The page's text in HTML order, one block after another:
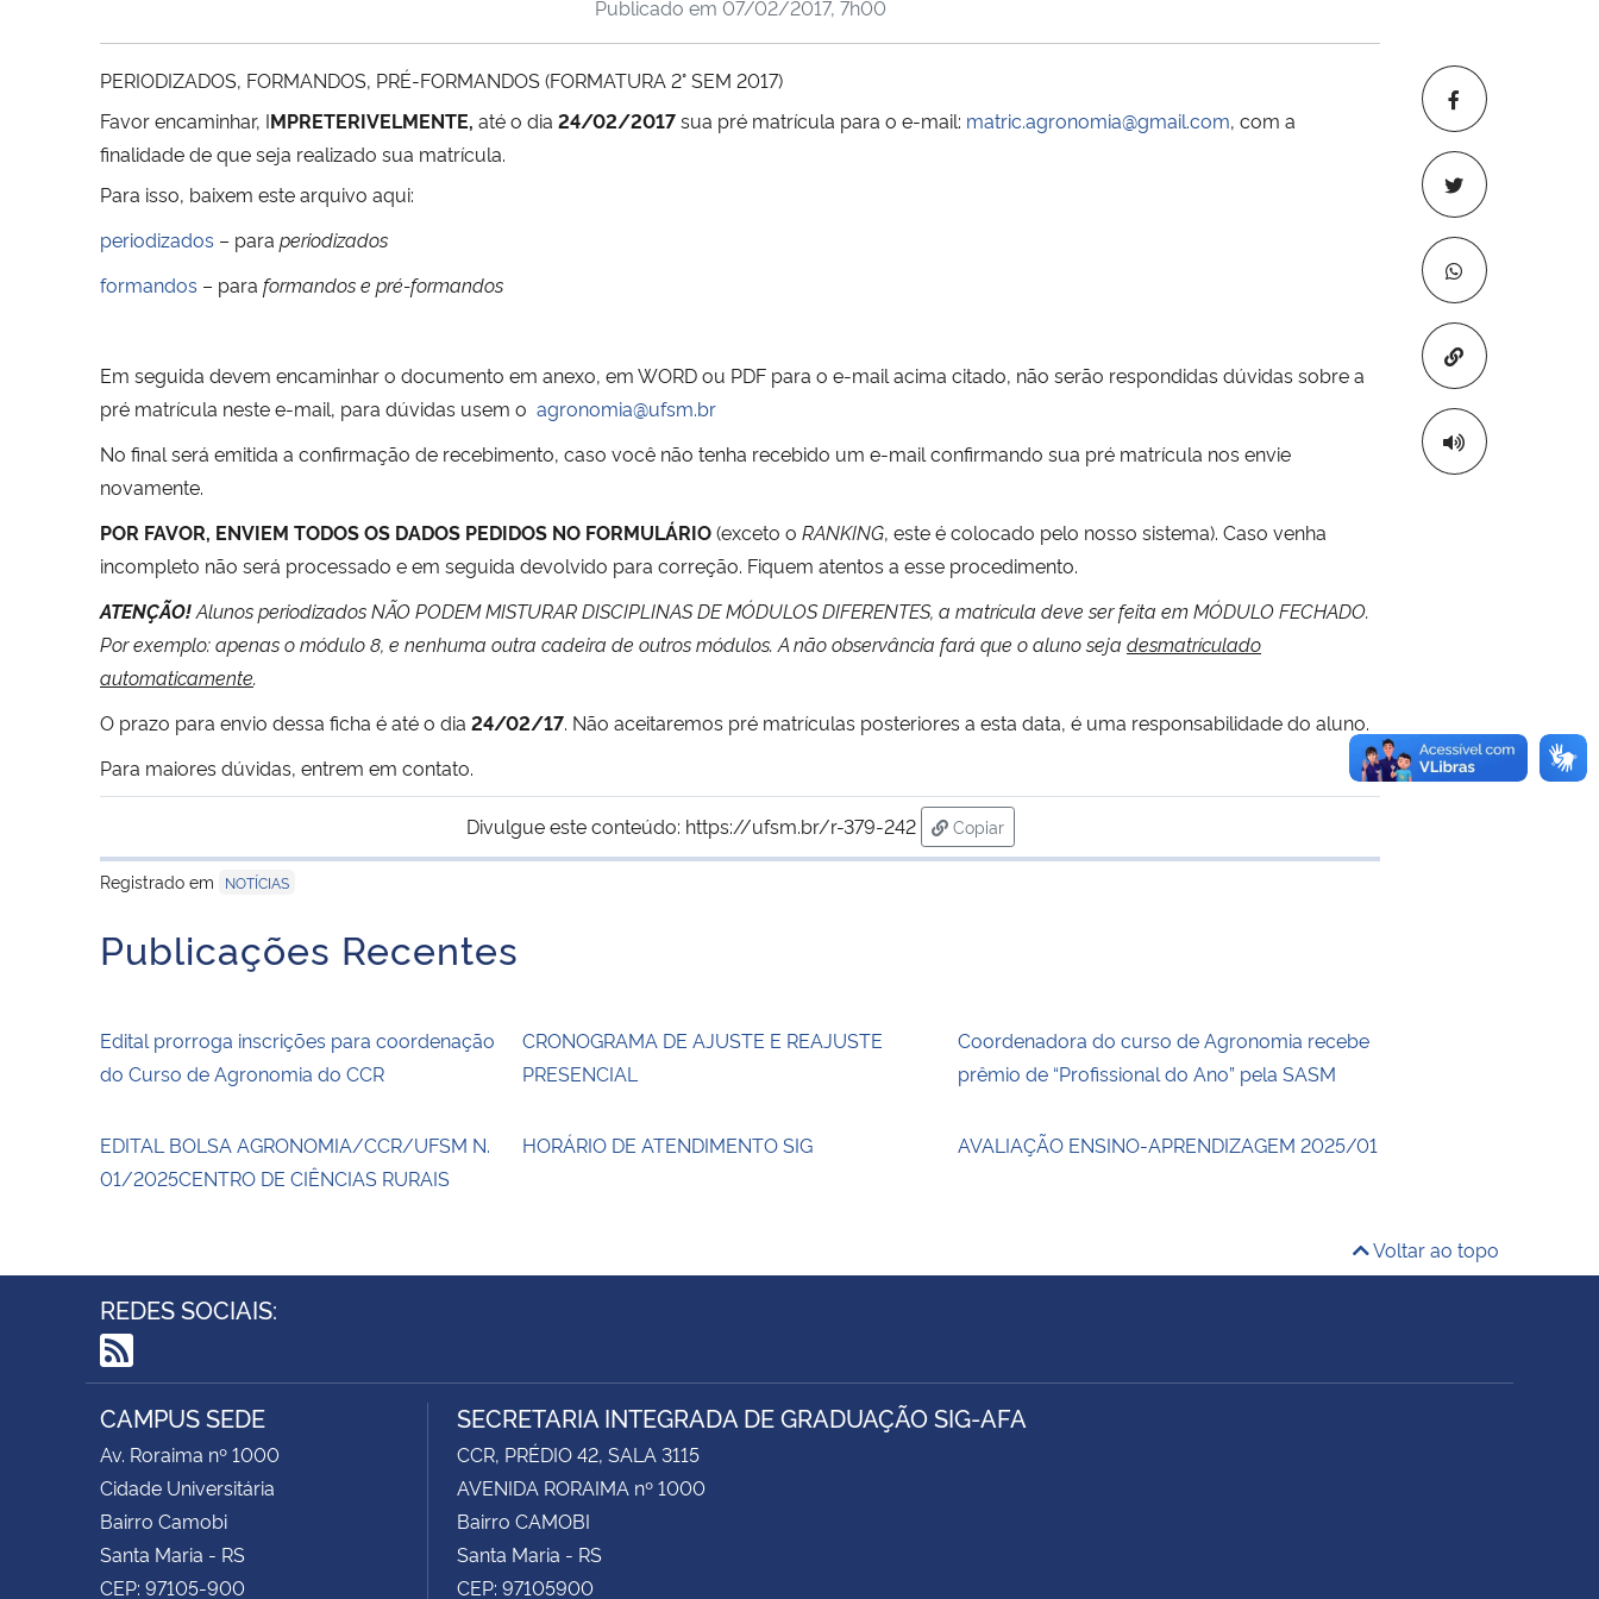
Copiar para
Publicado em 07/02/2017, 7h00
PERIODIZADOS, FORMANDOS, PRÉ-FORMANDOS (FORMATURA 2° SEM 2017)
Favor encaminhar, IMPRETERIVELMENTE, até o dia 24/02/2017sua pré matrícula para o e-mail: matric.agronomia@gmail.com, com a
finalidade de que seja realizado sua matrícula.
Para isso, baixem este arquivo aqui:
periodizados – para periodizados
formandos – para formandos e pré-formandos
Em seguida devem encaminhar o documento em anexo, em WORD ou PDF para o e-mail acima citado, não serão respondidas dúvidas sobre a
pré matrícula neste e-mail, para dúvidas usem o agronomia@ufsm.br
No final será emitida a confirmação de recebimento, caso você não tenha recebido um e-mail confirmando sua pré matrícula nos envie
novamente.
POR FAVOR, ENVIEM TODOS OS DADOS PEDIDOS NO FORMULÁRIO(exceto o RANKING, este é colocado pelo nosso sistema). Caso venha
incompleto não será processado e em seguida devolvido para correção. Fiquem atentos a esse procedimento.
ATENÇÃO!Alunos periodizados NÃO PODEM MISTURAR DISCIPLINAS DE MÓDULOS DIFERENTES, a matrícula deve ser feita em MÓDULO FECHADO.
Por exemplo: apenas o módulo 8, e nenhuma outra cadeira de outros módulos. A não observância fará que o aluno seja desmatrículado
automaticamente.
O prazo para envio dessa ficha é até o dia 24/02/17. Não aceitaremos pré matrículas posteriores a esta data, é uma responsabilidade do aluno.
Para maiores dúvidas, entrem em contato.
Divulgue este conteúdo: https://ufsm.br/r-379-242
Copiar
para área de transferência
Registrado em
NOTÍCIAS
Publicações Recentes
Edital prorroga inscrições para coordenação
do Curso de Agronomia do CCR
CRONOGRAMA DE AJUSTE E REAJUSTE
PRESENCIAL
Coordenadora do curso de Agronomia recebe
prêmio de “Profissional do Ano” pela SASM
EDITAL BOLSA AGRONOMIA/CCR/UFSM N.
01/2025CENTRO DE CIÊNCIAS RURAIS
HORÁRIO DE ATENDIMENTO SIG AVALIAÇÃO ENSINO-APRENDIZAGEM 2025/01
Voltar ao topo
REDES SOCIAIS:
RSS
CAMPUS SEDE
Av. Roraima nº 1000
Cidade Universitária
Bairro Camobi
Santa Maria - RS
CEP: 97105-900
SECRETARIA INTEGRADA DE GRADUAÇÃO SIG-AFA
CCR, PRÉDIO 42, SALA 3115
AVENIDA RORAIMA nº 1000
Bairro CAMOBI
Santa Maria - RS
CEP: 97105900